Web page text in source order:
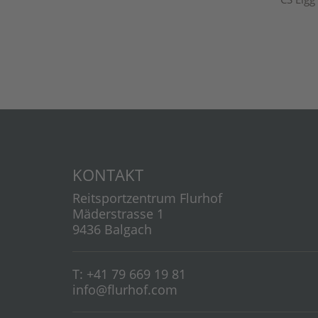
KONTAKT
Reitsportzentrum Flurhof
Mäderstrasse 1
9436 Balgach
T: +41 79 669 19 81
info@flurhof.com